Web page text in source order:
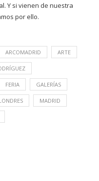
Y si vienen de nuestra
por ello.
ARCOMADRID ARTE
FERIA GALERÍAS
MADRID